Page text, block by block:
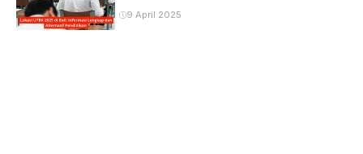
9 April 2025